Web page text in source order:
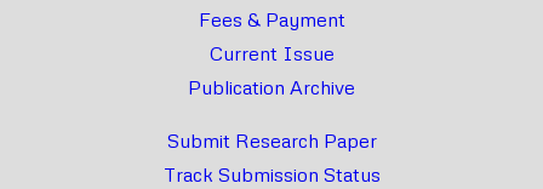
Fees & Payment
Current Issue
Publication Archive
Submit Research Paper
Track Submission Status